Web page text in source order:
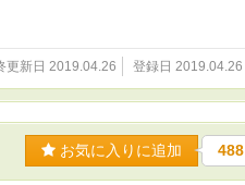
更新日 2019.04.26 登録日 2019.04.26
お気に入りに追加 488